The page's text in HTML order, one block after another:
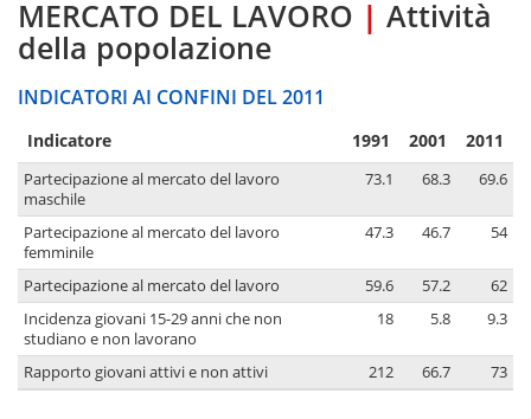
MERCATO DEL LAVORO | Attività
della popolazione
INDICATORI AI CONFINI DEL 2011
Indicatore 1991 2001 2011
Partecipazione al mercato del lavoro
maschile
73.1 68.3 69.6
Partecipazione al mercato del lavoro
femminile
47.3 46.7 54
Partecipazione al mercato del lavoro 59.6 57.2
62
Incidenza giovani 15-29 anni che non
studiano e non lavorano
18 5.8 9.3
Rapporto giovani attivi e non attivi 212 66.7 73